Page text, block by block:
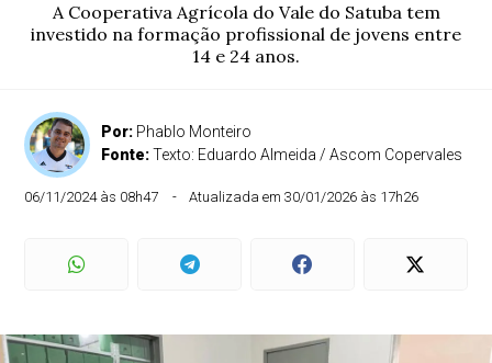
A Cooperativa Agrícola do Vale do Satuba tem
investido na formação profissional de jovens entre
14 e 24 anos.
Por: Phablo Monteiro
Fonte:Texto: Eduardo Almeida / Ascom Copervales
06/11/2024 às 08h47 Atualizada em 30/01/2026 às 17h26